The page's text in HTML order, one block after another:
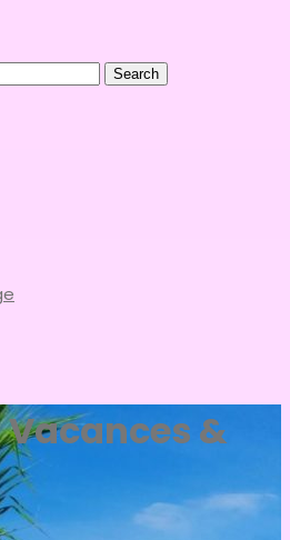
Search
Vacances &